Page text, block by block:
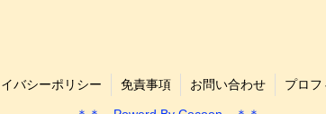
バシーポリシー 免責事項 お問い合わせ プロフ